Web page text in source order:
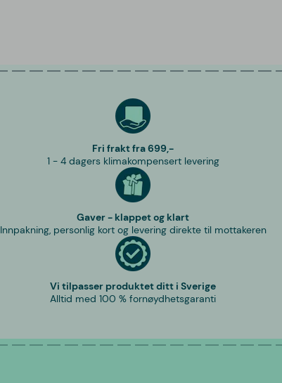
Fri frakt fra 699,-
1 - 4 dagers klimakompensert levering
Gaver - klappet og klart
Innpakning, personlig kort og levering direkte til mottakeren
Vi tilpasser produktet ditt i Sverige
Alltid med 100 % fornøydhetsgaranti